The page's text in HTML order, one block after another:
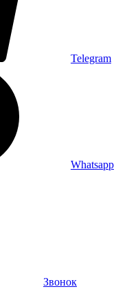
Telegram
Whatsapp
Звонок